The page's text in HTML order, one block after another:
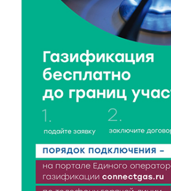
8 Авг 2026 13:37 388
Чем удивит X Международный
8 Авг 2026 12:37 227
Забыл вещи в транспорте?
пассажиров по новым правилам
8 Авг 2026 12:12 577
Более 40 миллионов на металлургию
Твери